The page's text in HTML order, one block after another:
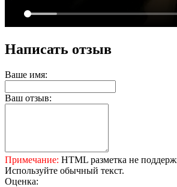
Написать отзыв
Ваше имя:
Ваш отзыв:
Примечание: HTML разметка не
Используйте обычный текст.
Оценка: